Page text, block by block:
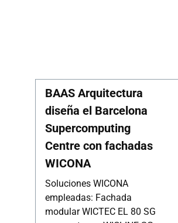
BAAS Arquitectura
diseña el Barcelona
Supercomputing
Centre con fachadas
WICONA
Soluciones WICONA
empleadas: Fachada
modular WICTEC EL 80 SG